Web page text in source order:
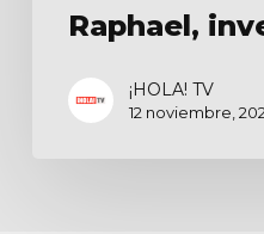
Raphael,
¡HOLA! TV
12 noviembre,